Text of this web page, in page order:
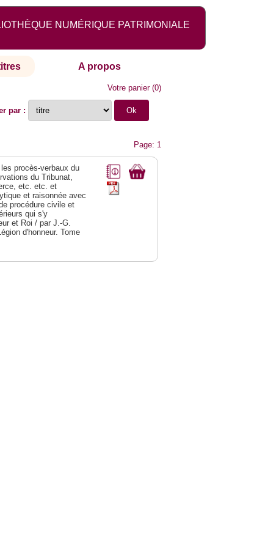
NUMÉRIQUE PATRIMONIALE
A propos
Votre panier(0)
par :
Page: 1
procès-verbaux du
du Tribunat,
etc. etc. et
et raisonnée avec
procédure civile et
qui s'y
et Roi / par J.-G.
d'honneur. Tome